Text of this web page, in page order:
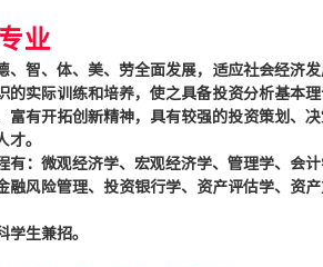
业
、智、体、美、劳全面发展，适应社会经济
的实际训练和培养，使之具备投资分析基本
富有开拓创新精神，具有较强的投资策划、
。
有：微观经济学、宏观经济学、管理学、会
融风险管理、投资银行学、资产评估学、资
生兼招。